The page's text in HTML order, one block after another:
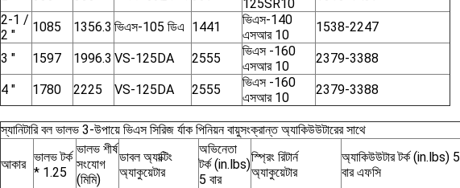
125SR10
2-1 /
2 "
1085 1356.3 ভিএস-105 ডিএ 1441
ভিএস-140
এসআর 10
1538-2247
3 " 1597 1996.3 VS-125DA 2555
ভিএস -160
এসআর 10
2379-3388
4 " 1780 2225 VS-125DA 2555
ভিএস -160
এসআর 10
2379-3388
স্যানিটারি বল ভালভ 3-উপায়ে ভিএস সিরিজ র্যাক পিনিয়ন বায়ুসংক্রান্ত অ্যাকিউউটারের সাথে
আকার ভালভ টর্ক
* 1.25
ভালভ শীর্ষ
সংযোগ
(মিমি)
ডাবল অ্যাক্টিং
অ্যাকুয়েটার
অভিনেতা
টর্ক (in.lbs)
5 বার
স্প্রিং রিটার্ন
অ্যাকুয়েটার
অ্যাকিউউটার টর্ক (in.lbs) 5
বার এফসি